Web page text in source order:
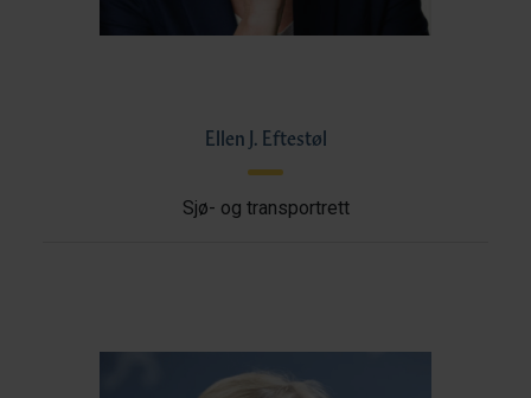
Ellen J. Eftestøl
Sjø- og transportrett